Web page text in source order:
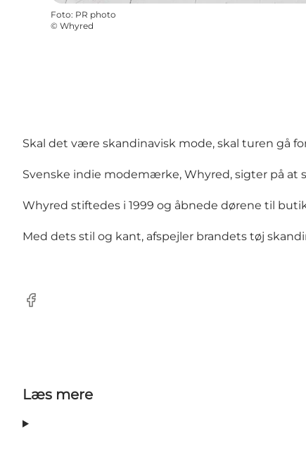
Foto: PR photo
© Whyred
Skal det være skandinavisk mode, skal turen gå
Svenske indie modemærke, Whyred, sigter på at
Whyred stiftedes i 1999 og åbnede dørene til
Med dets stil og kant, afspejler brandets tøj
Facebook
Læs mere